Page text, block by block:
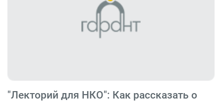
"Лекторий для НКО": Как рассказать о